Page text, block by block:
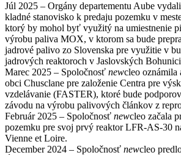
Júl 2025 – Orgány departementu Aube
kladné stanovisko k predaju pozemku v
ktorý by mohol byť využitý na umiestnenie
výrobu paliva MOX, v ktorom sa bude
jadrové palivo zo Slovenska pre využitie v
jadrových reaktoroch v Jaslovských
Marec 2025 – Spoločnosť newcleo
obci Chusclane pre založenie Centra pre
vzdelávanie (FASTER), ktoré bude
závodu na výrobu palivových článkov z
Február 2025 – Spoločnosť newcleo začala
pozemku pre svoj prvý reaktor LFR-AS-30
Vienne et Loire.
December 2024 – Spoločnosť newcleo